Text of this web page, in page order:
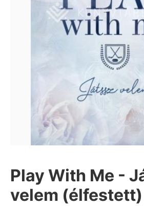
Play With Me -
velem (élfestett)